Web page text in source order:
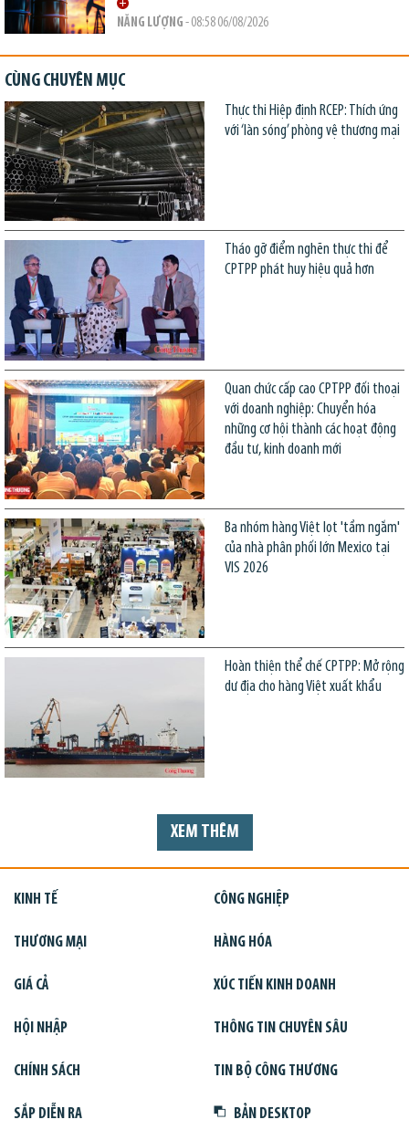
NĂNG LƯỢNG - 08:58 06/08/2026
CÙNG CHUYÊN MỤC
Thực thi Hiệp định RCEP: Thích ứng
với ‘làn sóng’ phòng vệ thương mại
Tháo gỡ điểm nghẽn thực thi để
CPTPP phát huy hiệu quả hơn
Quan chức cấp cao CPTPP đối thoại
với doanh nghiệp: Chuyển hóa
những cơ hội thành các hoạt động
đầu tư, kinh doanh mới
Ba nhóm hàng Việt lọt 'tầm ngắm'
của nhà phân phối lớn Mexico tại
VIS 2026
Hoàn thiện thể chế CPTPP: Mở rộng
dư địa cho hàng Việt xuất khẩu
XEM THÊM
KINH TẾ CÔNG NGHIỆP
THƯƠNG MẠI HÀNG HÓA
GIÁ CẢ XÚC TIẾN KINH DOANH
HỘI NHẬP THÔNG TIN CHUYÊN SÂU
CHÍNH SÁCH TIN BỘ CÔNG THƯƠNG
SẮP DIỄN RA BẢN DESKTOP